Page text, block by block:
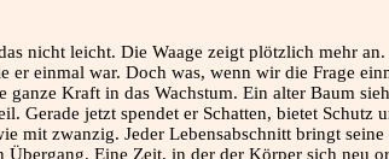
nicht leicht. Die Waage zeigt plötzlich mehr
einmal war. Doch was, wenn wir die Frage
Kraft in das Wachstum. Ein alter Baum
Gerade jetzt spendet er Schatten, bietet Schutz
mit zwanzig. Jeder Lebensabschnitt bringt seine
Eine Zeit, in der der Körper sich neu